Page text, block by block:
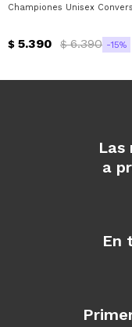
Championes Unisex
$ 5.390 $ 6.390 15
Las
a
En
Día